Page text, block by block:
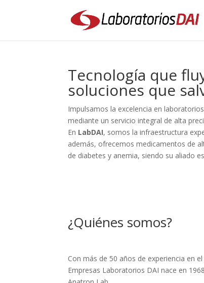
Tecnología que
soluciones que
Impulsamos la excelencia en
mediante un servicio integral de alta
En LabDAI, somos la infraestructura
además, ofrecemos medicamentos de
de diabetes y anemia, siendo su aliado
¿Quiénes somos?
Con más de 50 años de experiencia en
Empresas Laboratorios DAI nace en